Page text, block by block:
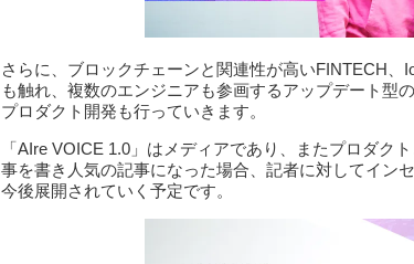
さらに、ブロックチェーンと関連性が高いFINTECH
も触れ、複数のエンジニアも参画するアップデート型
プロダクト開発も行っていきます。
「AIre VOICE 1.0」はメディアであり、またプロダク
事を書き人気の記事になった場合、記者に対してイン
今後展開されていく予定です。